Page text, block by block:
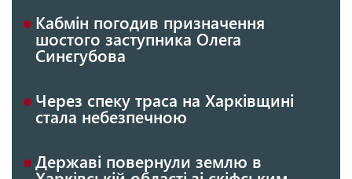
Кабмін погодив призначення
шостого заступника Олега
Синєгубова
Через спеку траса на Харківщині
стала небезпечною
Державі повернули землю в